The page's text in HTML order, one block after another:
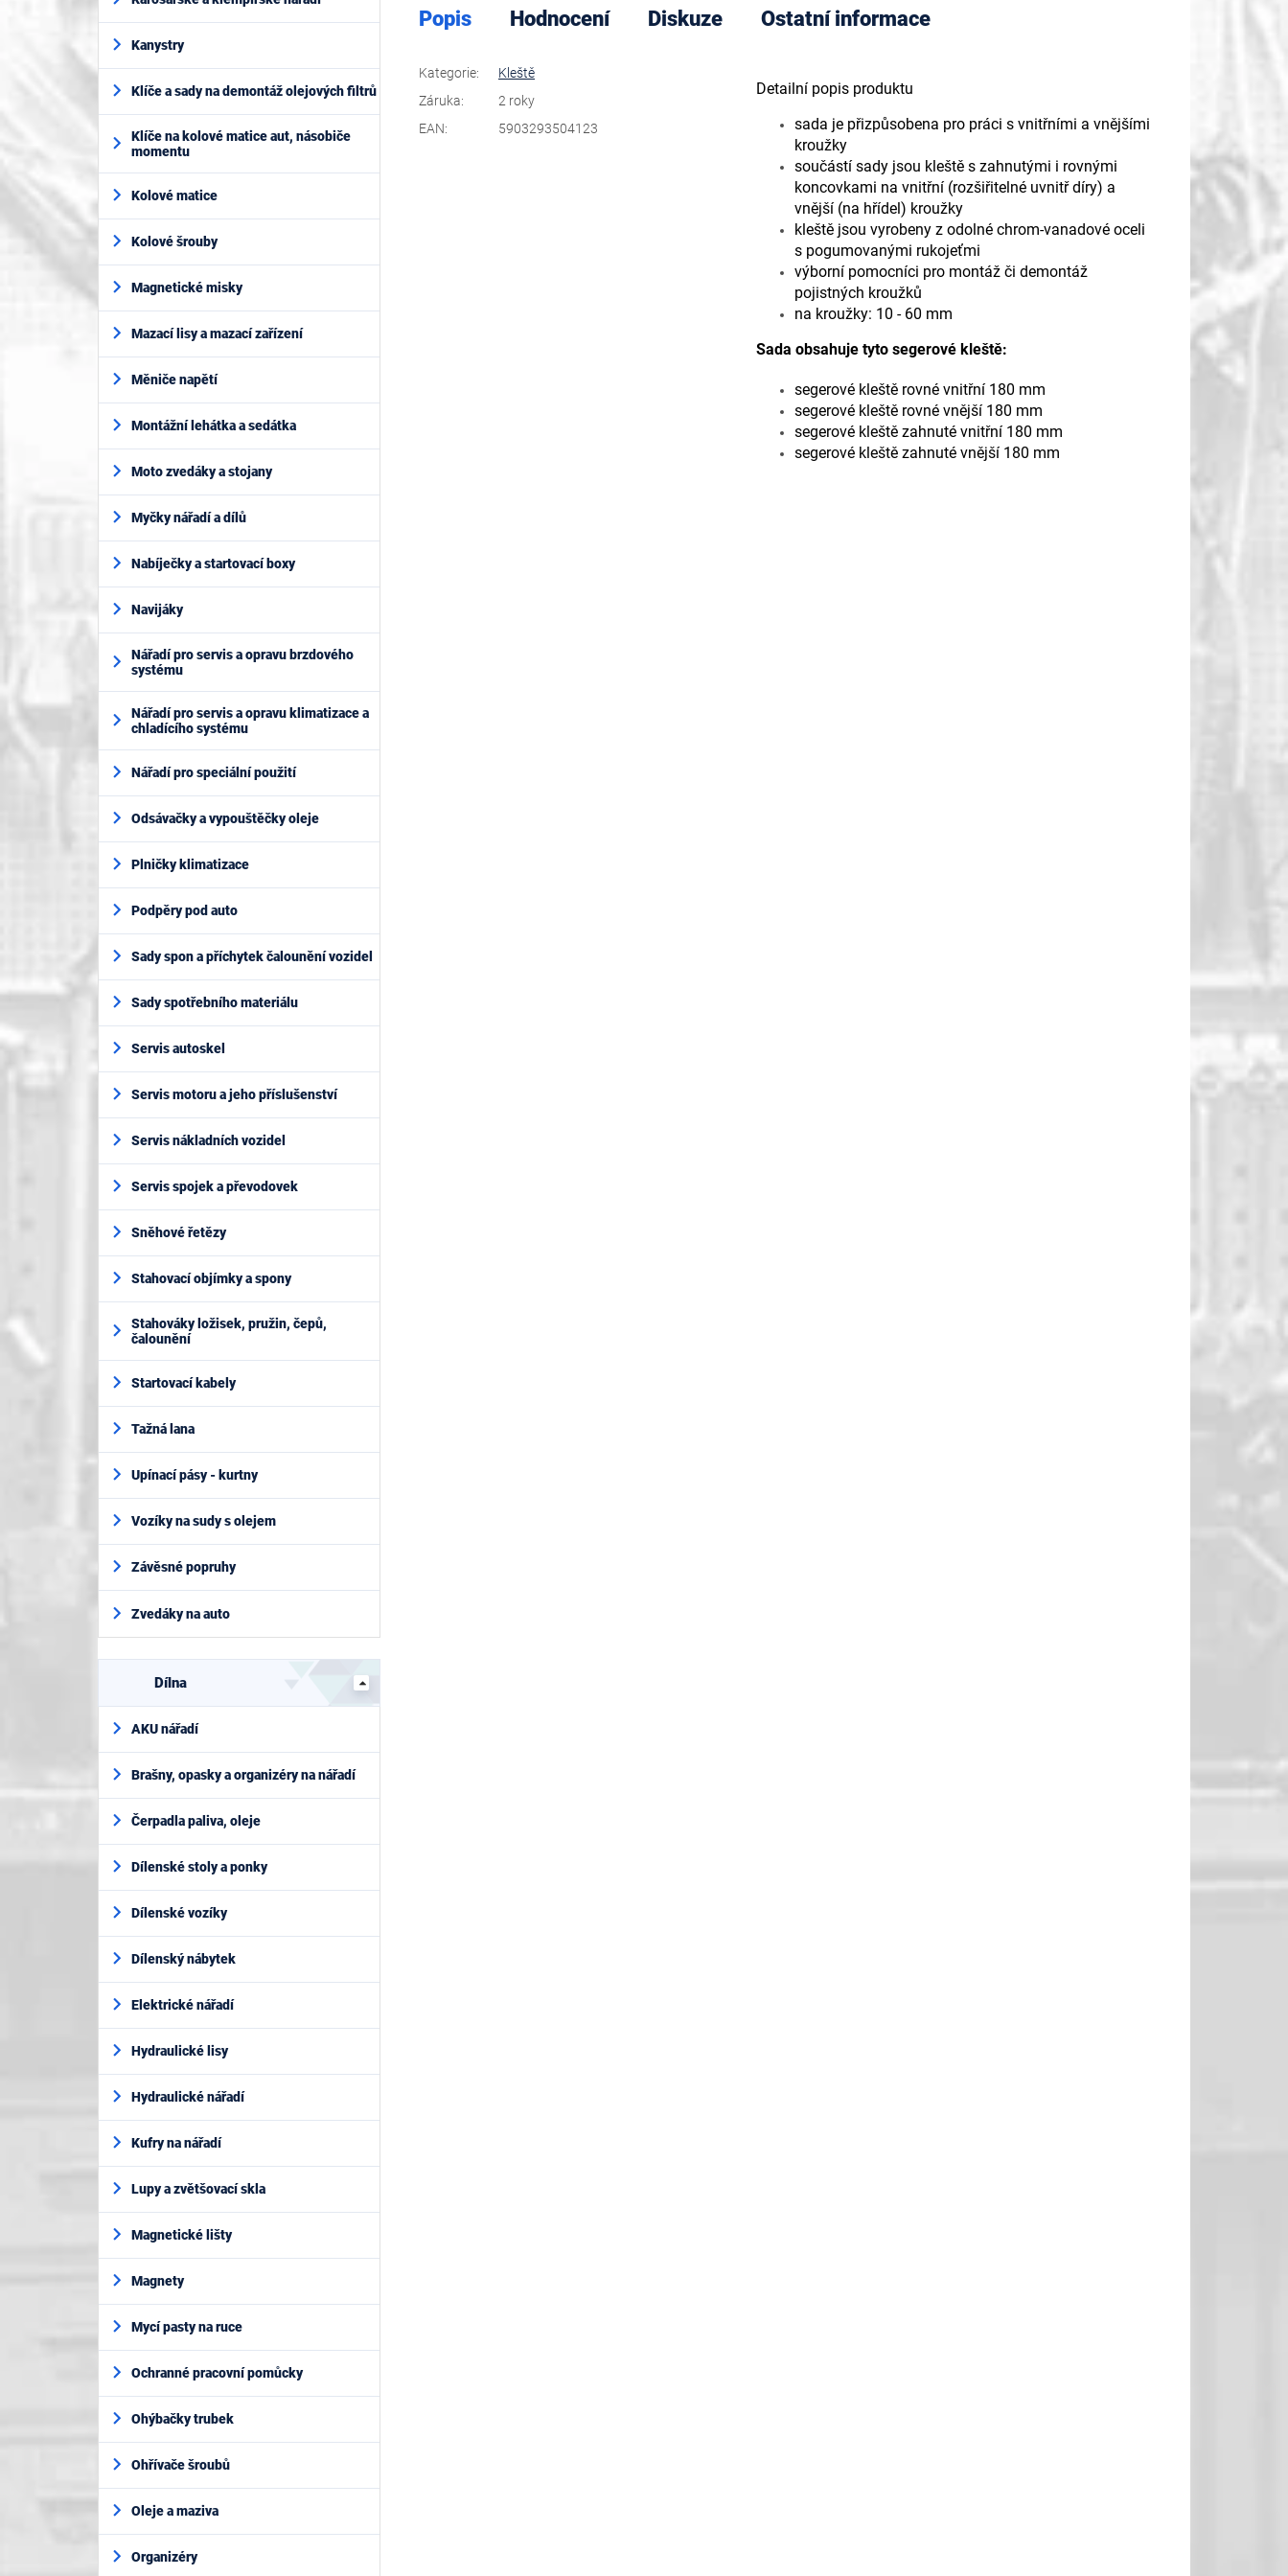
Kanystry
Klíče a sady na demontáž olejových filtrů
Klíče na kolové matice aut, násobiče
momentu
Kolové matice
Kolové šrouby
Magnetické misky
Mazací lisy a mazací zařízení
Měniče napětí
Montážní lehátka a sedátka
Moto zvedáky a stojany
Myčky nářadí a dílů
Nabíječky a startovací boxy
Navijáky
Nářadí pro servis a opravu brzdového
systému
Nářadí pro servis a opravu klimatizace a
chladícího systému
Nářadí pro speciální použití
Odsávačky a vypouštěčky oleje
Plničky klimatizace
Podpěry pod auto
Sady spon a příchytek čalounění vozidel
Sady spotřebního materiálu
Servis autoskel
Servis motoru a jeho příslušenství
Servis nákladních vozidel
Servis spojek a převodovek
Sněhové řetězy
Stahovací objímky a spony
Stahováky ložisek, pružin, čepů,
čalounění
Startovací kabely
Tažná lana
Upínací pásy - kurtny
Vozíky na sudy s olejem
Závěsné popruhy
Zvedáky na auto
Dílna
AKU nářadí
Brašny, opasky a organizéry na nářadí
Čerpadla paliva, oleje
Dílenské stoly a ponky
Dílenské vozíky
Dílenský nábytek
Elektrické nářadí
Hydraulické lisy
Hydraulické nářadí
Kufry na nářadí
Lupy a zvětšovací skla
Magnetické lišty
Magnety
Mycí pasty na ruce
Ochranné pracovní pomůcky
Ohýbačky trubek
Ohřívače šroubů
Oleje a maziva
Organizéry
Popis Hodnocení Diskuze Ostatní informace
Detailní popis produktu
sada je přizpůsobena pro práci s vnitřními a vnějšími
kroužky
součástí sady jsou kleště s zahnutými i rovnými
koncovkami na vnitřní (rozšiřitelné uvnitř díry) a
vnější (na hřídel) kroužky
kleště jsou vyrobeny z odolné chrom-vanadové oceli
s pogumovanými rukojeťmi
výborní pomocníci pro montáž či demontáž
pojistných kroužků
na kroužky: 10 - 60 mm
Sada obsahuje tyto segerové kleště:
segerové kleště rovné vnitřní 180 mm
segerové kleště rovné vnější 180 mm
segerové kleště zahnuté vnitřní 180 mm
segerové kleště zahnuté vnější 180 mm
Kategorie:
Kleště
Záruka:
2 roky
EAN: 5903293504123